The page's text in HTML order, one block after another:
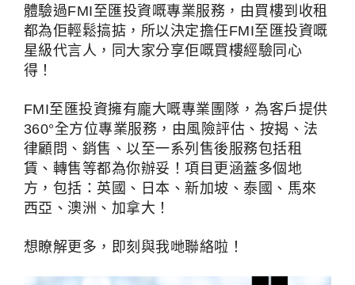
體驗過FMI至匯投資嘅專業服務，由買樓到收租
都為佢輕鬆搞掂，所以決定擔任FMI至匯投資嘅
星級代言人，同大家分享佢嘅買樓經驗同心
得！
FMI至匯投資擁有龐大嘅專業團隊，為客戶提供
360°全方位專業服務，由風險評估、按揭、法
律顧問、銷售、以至一系列售後服務包括租
賃、轉售等都為你辦妥！項目更涵蓋多個地
方，包括：英國、日本、新加坡、泰國、馬來
西亞、澳洲、加拿大！
想瞭解更多，即刻與我哋聯絡啦！